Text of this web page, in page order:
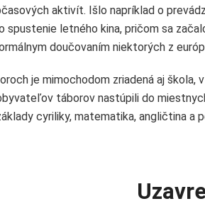
aktivít. Išlo napríklad o
spustenie letného kina, pričom sa
doučovaním niektorých z
je mimochodom zriadená aj
táborov nastúpili do
cyriliky, matematika, angličtina a